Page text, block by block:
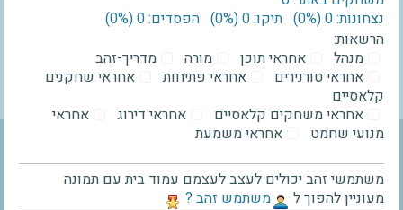
נצחונות: 0 ‫(0%)‬
תיקו: 0 ‫(0%)‬
הפסדים: 0 ‫(0%)‬
הרשאות:
מנהל
אחראי תוכן מורה
מדריך-זהב
אחראי טורנירים
אחראי פתיחות
אחראי שחקנים
קלאסיים
אחראי משחקים קלאסיים
אחראי דירוג
אחראי
מנועי שחמט
אחראי משמעת
משתמשי זהב יכולים לעצב לעצמם עמוד בית עם תמונה
מעוניין להפוך ל
‫משתמש זהב ?‬